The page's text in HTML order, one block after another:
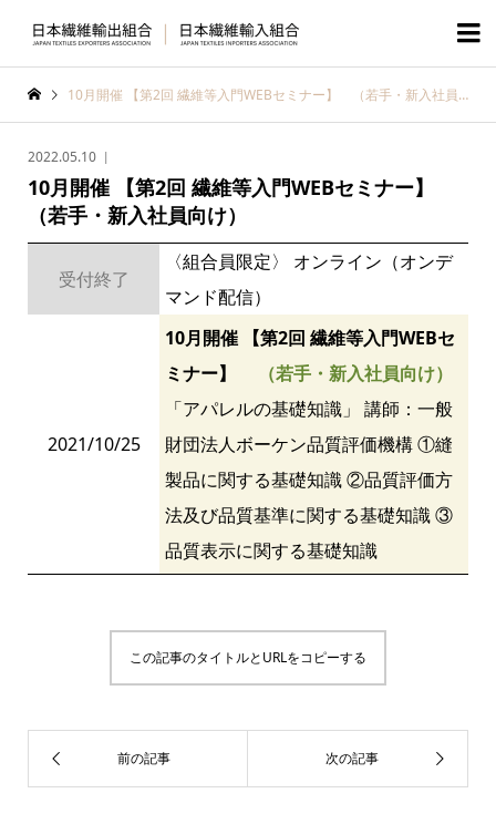

10月開催 【第2回 繊維等入門WEBセミナー】 （若手・新入社員向け）
2022.05.10
10月開催 【第2回 繊維等入門WEBセミナー】
（若手・新入社員向け）
受付終了
〈組合員限定〉 オンライン（オンデ
マンド配信）
2021/10/25
10月開催 【第2回 繊維等入門WEBセ
ミナー】
（若手・新入社員向け）
「アパレルの基礎知識」 講師：一般
財団法人ボーケン品質評価機構 ①縫
製品に関する基礎知識 ②品質評価方
法及び品質基準に関する基礎知識 ③
品質表示に関する基礎知識
この記事のタイトルとURLをコピーする